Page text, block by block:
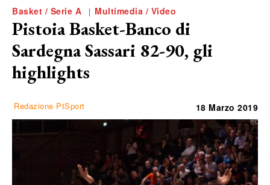
Basket / Serie A Multimedia / Video
Pistoia Basket-Banco di
Sardegna Sassari 82-90, gli
highlights
Redazione PtSport 18 Marzo 2019